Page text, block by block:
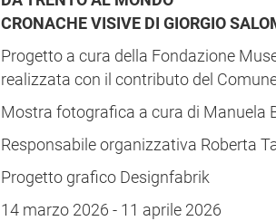
CRONACHE VISIVE DI GIORGIO
Progetto a cura della Fondazione
realizzata con il contributo del
Mostra fotografica a cura di Manuela
Responsabile organizzativa Roberta
Progetto grafico Designfabrik
14 marzo 2026 - 11 aprile 2026